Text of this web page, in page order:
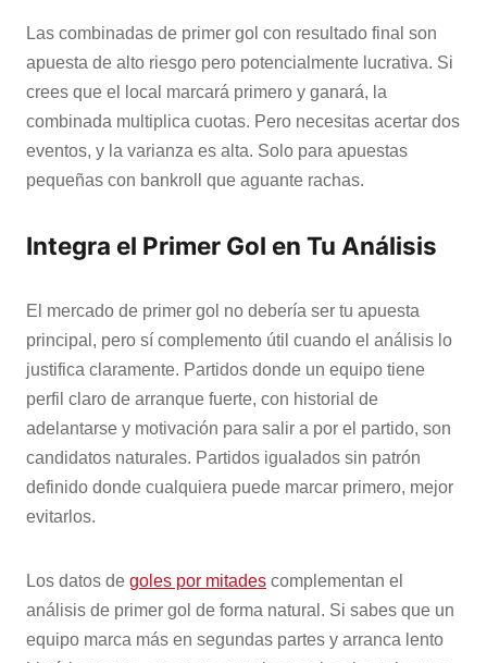
Las combinadas de primer gol con resultado final son
apuesta de alto riesgo pero potencialmente lucrativa. Si
crees que el local marcará primero y ganará, la
combinada multiplica cuotas. Pero necesitas acertar dos
eventos, y la varianza es alta. Solo para apuestas
pequeñas con bankroll que aguante rachas.
Integra el Primer Gol en Tu Análisis
El mercado de primer gol no debería ser tu apuesta
principal, pero sí complemento útil cuando el análisis lo
justifica claramente. Partidos donde un equipo tiene
perfil claro de arranque fuerte, con historial de
adelantarse y motivación para salir a por el partido, son
candidatos naturales. Partidos igualados sin patrón
definido donde cualquiera puede marcar primero, mejor
evitarlos.
Los datos de goles por mitades complementan el
análisis de primer gol de forma natural. Si sabes que un
equipo marca más en segundas partes y arranca lento